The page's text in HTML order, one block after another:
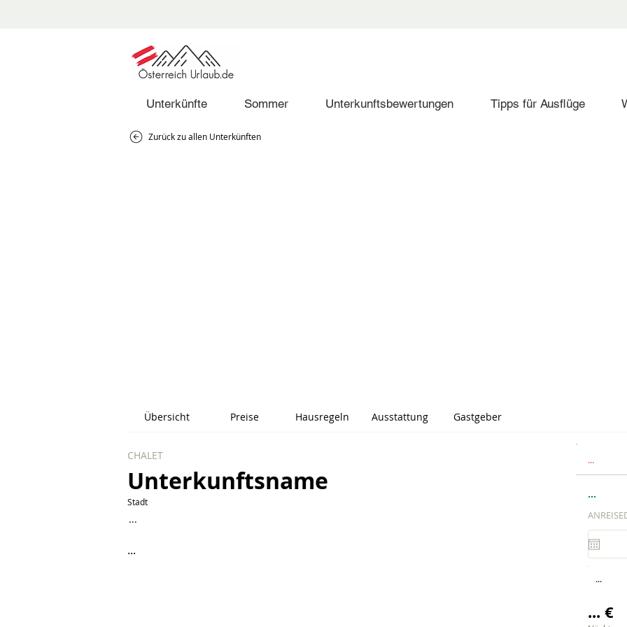
Unterkünfte Sommer Unterkunftsbewertungen Tipps für Ausflüge
Zurück zu allen Unterkünften
Übersicht Preise Hausregeln Ausstattung Gastgeber
CHALET
Unterkunftsname
Stadt
...
...
...
...
...
... €